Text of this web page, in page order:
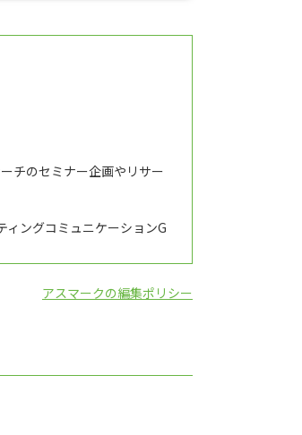
チのセミナー企画やリサー
ングコミュニケーションG
アスマークの編集ポリシー